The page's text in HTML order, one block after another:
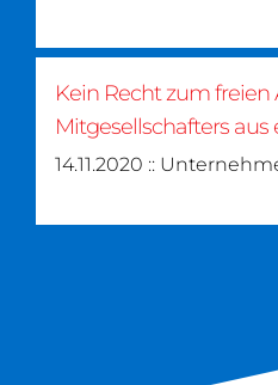
Kein Recht zum freien
Mitgesellschafters aus
14.11.2020 ::